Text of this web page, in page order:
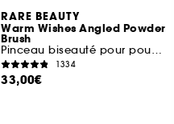
RARE BEAUTY
Warm Wishes Angled Powder
Brush
Pinceau biseauté pour poudre
1334
33,00€